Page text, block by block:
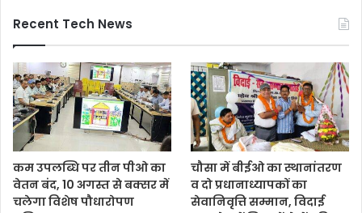
Recent Tech News
कम उपलब्धि पर तीन पीओ का
वेतन बंद, 10 अगस्त से बक्सर में
चलेगा विशेष पौधारोपण
चौसा में बीईओ का स्थानांतरण
व दो प्रधानाध्यापकों का
सेवानिवृत्ति सम्मान, विदाई